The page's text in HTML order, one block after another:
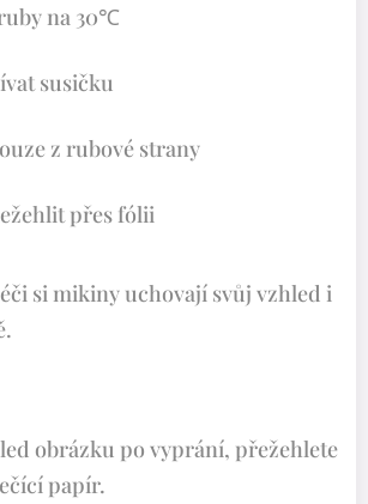
na 30℃
susičku
z rubové strany
přes fólii
si mikiny uchovají svůj vzhled i
obrázku po vyprání, přežehlete
papír.